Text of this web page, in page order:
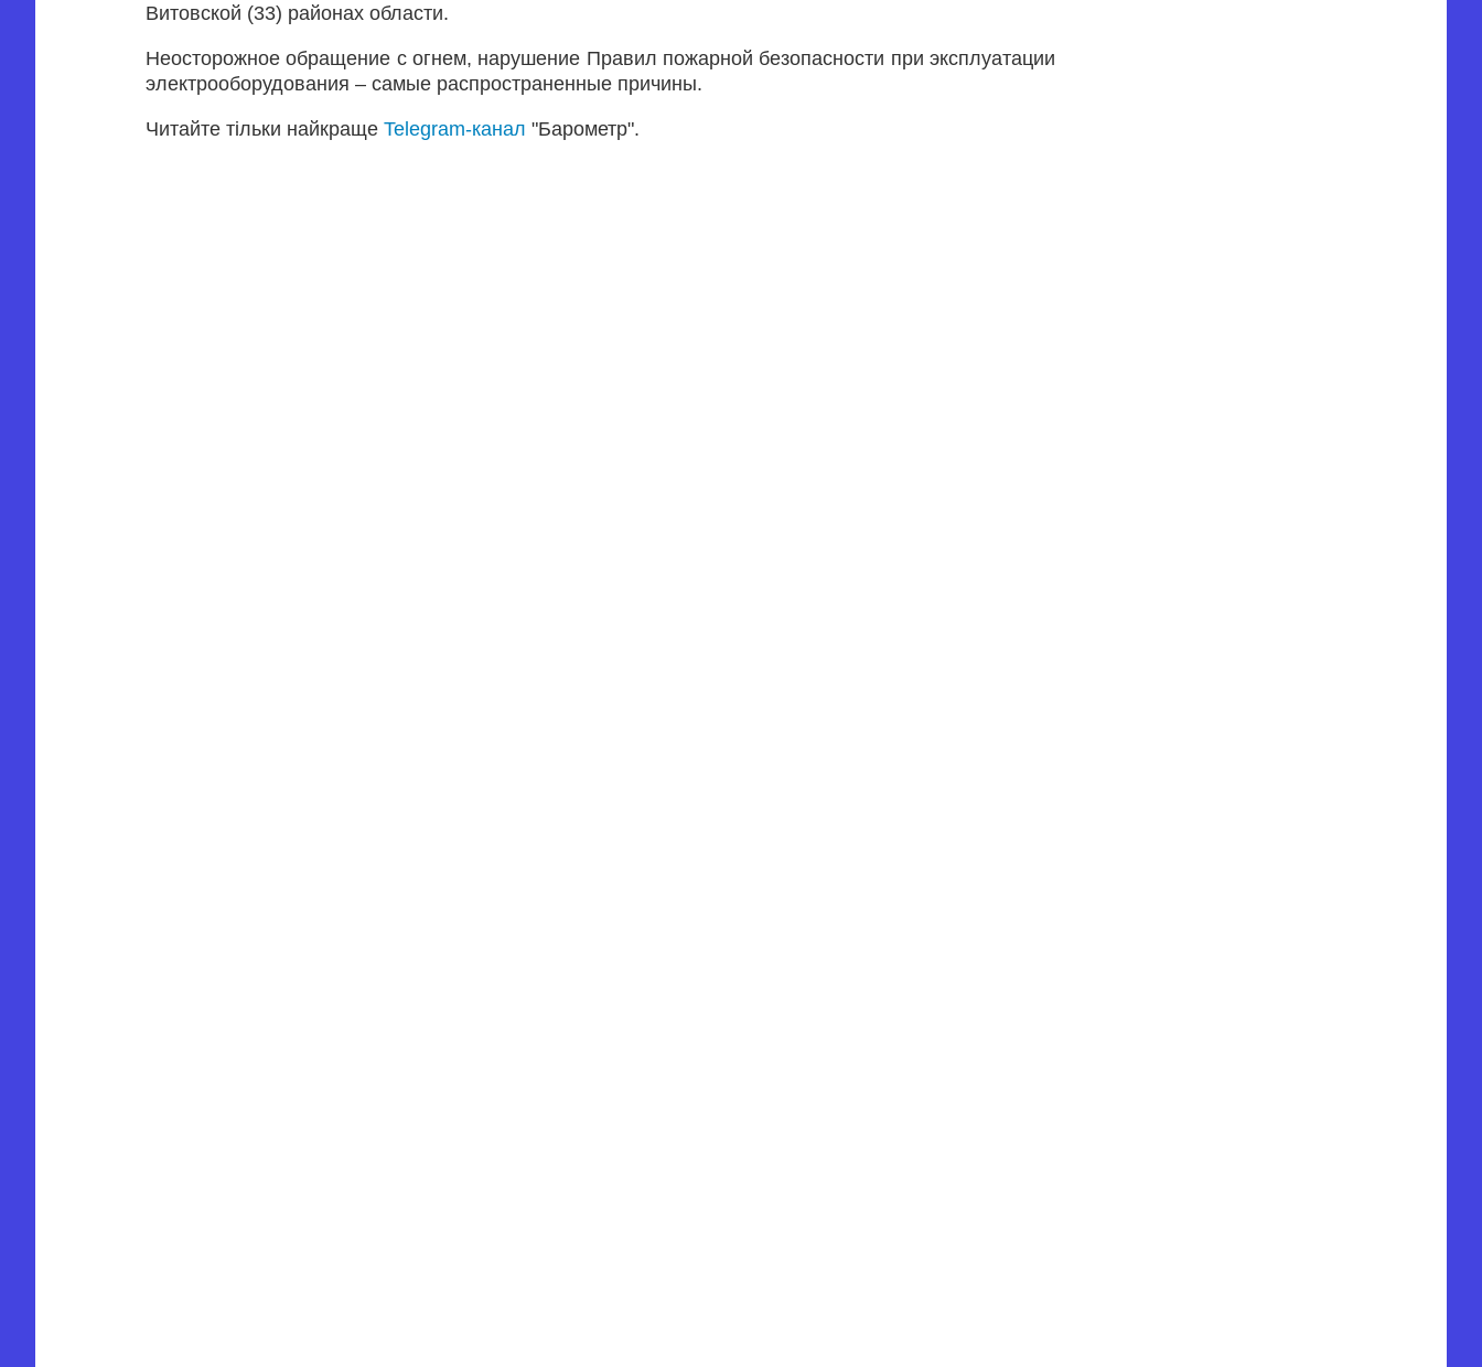
Витовской (33) районах области.
Неосторожное обращение с огнем, нарушение Правил пожарной безопасности при эксплуатации
электрооборудования – самые распространенные причины.
Читайте тільки найкраще Telegram-канал "Барометр".